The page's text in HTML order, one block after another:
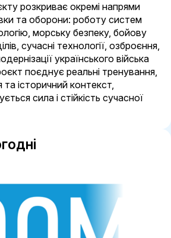
розкриває окремі напрями
та оборони: роботу систем
морську безпеку, бойову
сучасні технології, озброєння,
українського війська
поєднує реальні тренування,
та історичний контекст,
сила і стійкість сучасної